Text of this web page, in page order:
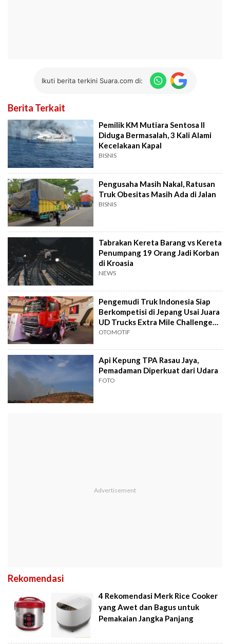
Ikuti berita terkini Suara.com di:
Berita Terkait
Pemilik KM Mutiara Sentosa II
Diduga Bermasalah, 3 Kali Alami
Kecelakaan Kapal
BISNIS
Pengusaha Masih Nakal, Ratusan
Truk Obesitas Masih Ada di Jalan
BISNIS
Tabrakan Kereta Barang vs Kereta
Penumpang 19 Orang Jadi Korban
di Kroasia
NEWS
Pengemudi Truk Indonesia Siap
Berkompetisi di Jepang Usai Juara
UD Trucks Extra Mile Challenge
2026
OTOMOTIF
Api Kepung TPA Rasau Jaya,
Pemadaman Diperkuat dari Udara
FOTO
Rekomendasi
4 Rekomendasi Merk Rice Cooker
yang Awet dan Bagus untuk
Pemakaian Jangka Panjang